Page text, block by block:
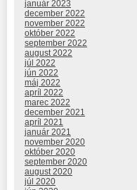
január 2023
december 2022
november 2022
október 2022
september 2022
august 2022
júl 2022
jún 2022
máj 2022
apríl 2022
marec 2022
december 2021
apríl 2021
január 2021
november 2020
október 2020
september 2020
august 2020
júl 2020